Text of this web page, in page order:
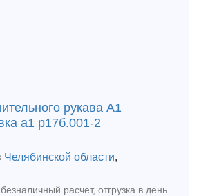
рукава А1
а1 р17б.001-2
Челябинской области,
продам , наличный безналичный расчет, отгрузка в день оплаты , доставка любой транспортной по РФ и КЗ, Головка соединительного рукава А1 Р17Б.001 головка а1 р17б.001-2 ,а так же другеи запчасти